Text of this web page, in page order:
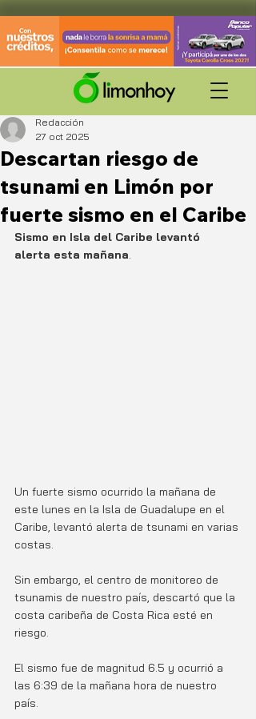
Descartan riesgo de
tsunami en Limón por
fuerte sismo en el Caribe
Redacción
27 oct 2025
Sismo en Isla del Caribe levantó
alerta esta mañana.
Un fuerte sismo ocurrido la mañana de
este lunes en la Isla de Guadalupe en el
Caribe, levantó alerta de tsunami en varias
costas.
Sin embargo, el centro de monitoreo de
tsunamis de nuestro país, descartó que la
costa caribeña de Costa Rica esté en
riesgo.
El sismo fue de magnitud 6.5 y ocurrió a
las 6:39 de la mañana hora de nuestro
país.